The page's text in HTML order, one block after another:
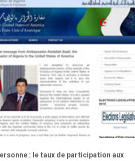
: le taux de participation aux